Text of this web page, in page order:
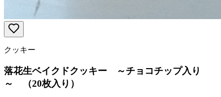
クッキー
落花生ベイクドクッキー ～チョコチップ入り
～ （20枚入り）